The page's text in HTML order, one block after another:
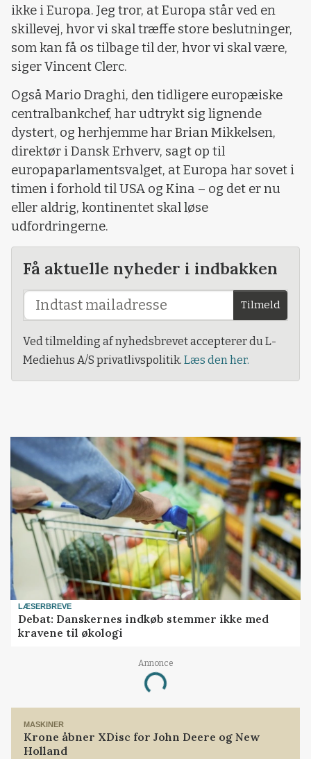
ikke i Europa. Jeg tror, at Europa står ved en
skillevej, hvor vi skal træffe store beslutninger,
som kan få os tilbage til der, hvor vi skal være,
siger Vincent Clerc.
Også Mario Draghi, den tidligere europæiske
centralbankchef, har udtrykt sig lignende
dystert, og herhjemme har Brian Mikkelsen,
direktør i Dansk Erhverv, sagt op til
europaparlamentsvalget, at Europa har sovet i
timen i forhold til USA og Kina – og det er nu
eller aldrig, kontinentet skal løse
udfordringerne.
Få aktuelle nyheder i indbakken
Tilmeld
Ved tilmelding af nyhedsbrevet accepterer du L-
Mediehus A/S privatlivspolitik. Læs den her.
LÆSERBREVE
Debat: Danskernes indkøb stemmer ikke med
kravene til økologi
Annonce
Loading...
MASKINER
Krone åbner XDisc for John Deere og New
Holland